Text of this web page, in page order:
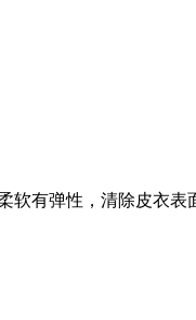
软有弹性，清除皮衣